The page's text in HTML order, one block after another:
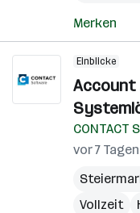
Merken
Einblicke
Account
CONTACT
vor 7
Vollzeit